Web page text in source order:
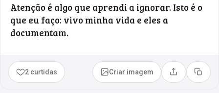
Atenção é algo que aprendi a ignorar. Isto é o
que eu faço: vivo minha vida e eles a
documentam.
2 curtidas Criar imagem Compartilhar
Copiar